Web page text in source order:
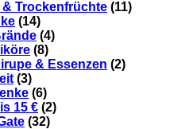
& Trockenfrüchte (11)
(14)
(4)
(8)
& Essenzen (2)
(3)
(6)
15 € (2)
(32)